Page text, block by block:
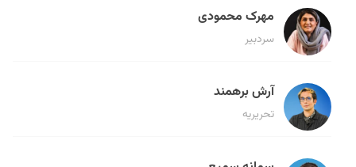
مهرک محمودی
سردبیر
آرش برهمند
تحریریه